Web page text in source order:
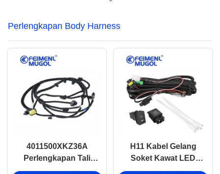
Perlengkapan Body Harness
4011500XKZ36A
Perlengkapan Tali
Kekang Tubuh
H11 Kabel Gelang
Soket Kawat LED
Indikator Switch